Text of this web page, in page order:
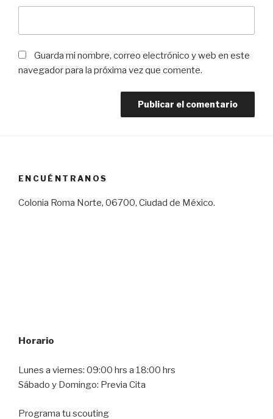
Guarda mi nombre, correo electrónico y web en este
navegador para la próxima vez que comente.
ENCUÉNTRANOS
Colonia Roma Norte, 06700, Ciudad de México.
Horario
Lunes a viernes: 09:00 hrs a 18:00 hrs
Sábado y Domingo: Previa Cita
Programa tu scouting